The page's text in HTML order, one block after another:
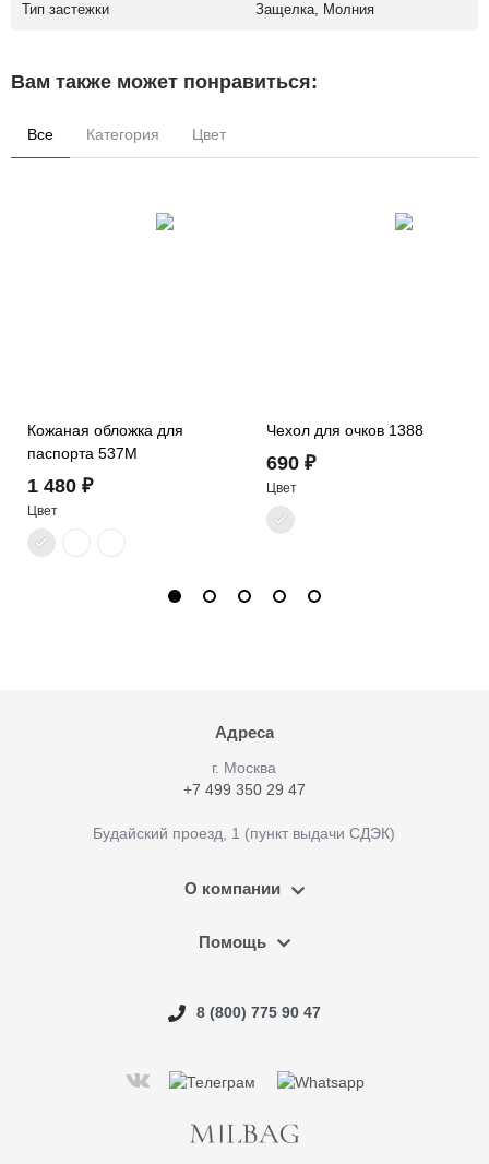
Тип застежки Защелка, Молния
Вам также может понравиться:
Все Категория Цвет
Кожаная обложка для
паспорта 537M
1 480 ₽
Цвет
Чехол для очков 1388
690 ₽
Цвет
Адреса
г. Москва
+7 499 350 29 47
Будайский проезд, 1 (пункт выдачи СДЭК)
О компании
Помощь
8 (800) 775 90 47